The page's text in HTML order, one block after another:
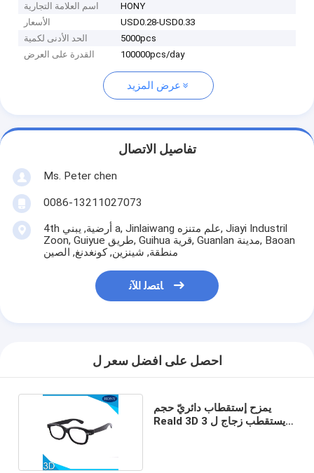
اسم العلامة التجارية
HONY
الأسعار
USD0.28-USD0.33
الحد الأدنى لكمية
5000pcs
القدرة على العرض
100000pcs/day
عرض المزيد
تفاصيل الاتصال
Ms. Peter chen
0086-13211027073
4th أرضية, يبني a, Jinlaiwang علم متنزه, Jiayi Industril
Zoon, Guiyue طريق, Guihua قرية, Guanlan مدينة, Baoan
منطقة, شينزين, كونغدنغ, الصين
ﺎﺘﺼﻟ ﺍﻶﻧ
احصل على افضل سعر ل
يمزح إستقطاب دائريّ حجم
Reald 3D يستقطب زجاج ل 3D